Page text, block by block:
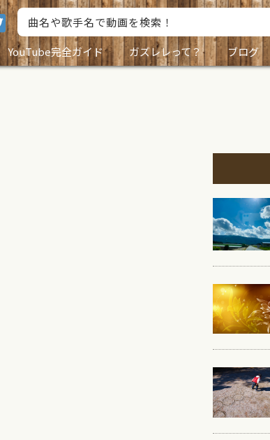
YouTube完全ガイド ガズレレって？ ブログ